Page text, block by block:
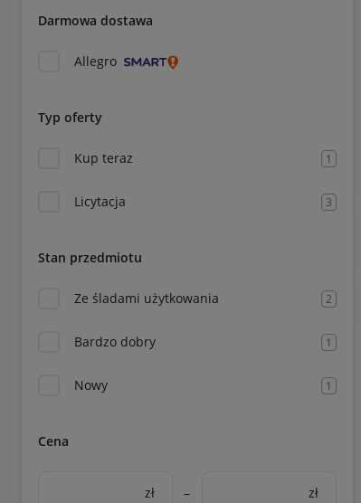
Darmowa dostawa
Allegro
Typ oferty
Kup teraz 1
Licytacja 3
Stan przedmiotu
Ze śladami użytkowania 2
Bardzo dobry 1
Nowy 1
Cena
zł – zł